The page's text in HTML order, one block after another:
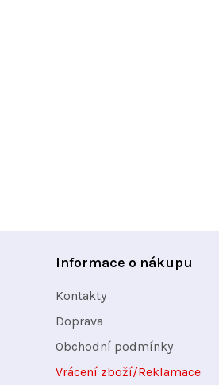
Informace o nákupu
Kontakty
Doprava
Obchodní podmínky
Vrácení zboží/Reklamace